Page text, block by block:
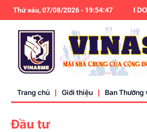
Thứ sáu, 07/08/2026- 19:54:47
HIỆP HỘI
Trang chủ Giới thiệu Ban Thường
Đầu tư